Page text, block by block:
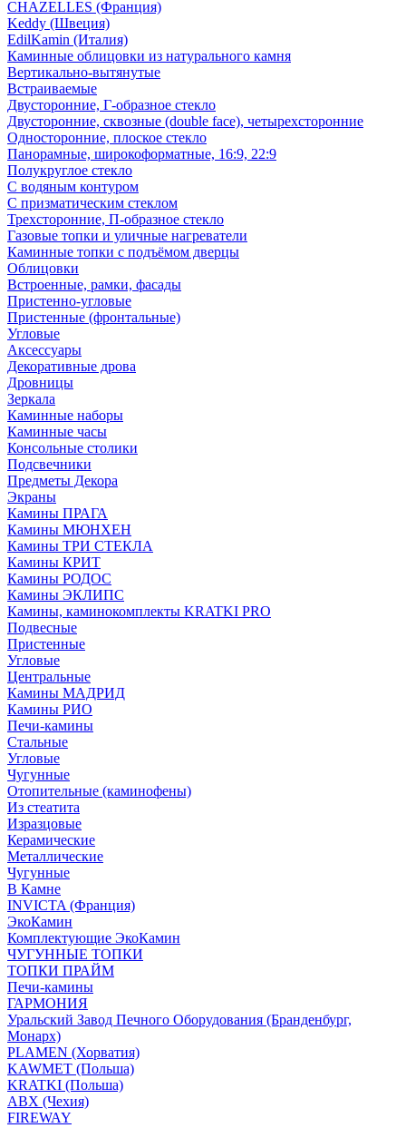
CHAZELLES (Франция)
Keddy (Швеция)
EdilKamin (Италия)
Каминные облицовки из натурального камня
Вертикально-вытянутые
Встраиваемые
Двусторонние, Г-образное стекло
Двусторонние, сквозные (double face), четырехсторонние
Односторонние, плоское стекло
Панорамные, широкоформатные, 16:9, 22:9
Полукруглое стекло
С водяным контуром
С призматическим стеклом
Трехсторонние, П-образное стекло
Газовые топки и уличные нагреватели
Каминные топки с подъёмом дверцы
Облицовки
Встроенные, рамки, фасады
Пристенно-угловые
Пристенные (фронтальные)
Угловые
Аксессуары
Декоративные дрова
Дровницы
Зеркала
Каминные наборы
Каминные часы
Консольные столики
Подсвечники
Предметы Декора
Экраны
Камины ПРАГА
Камины МЮНХЕН
Камины ТРИ СТЕКЛА
Камины КРИТ
Камины РОДОС
Камины ЭКЛИПС
Камины, каминокомплекты KRATKI PRO
Подвесные
Пристенные
Угловые
Центральные
Камины МАДРИД
Камины РИО
Печи-камины
Стальные
Угловые
Чугунные
Отопительные (каминофены)
Из стеатита
Изразцовые
Керамические
Металлические
Чугунные
В Камне
INVICTA (Франция)
ЭкоКамин
Комплектующие ЭкоКамин
ЧУГУННЫЕ ТОПКИ
ТОПКИ ПРАЙМ
Печи-камины
ГАРМОНИЯ
Уральский Завод Печного Оборудования (Бранденбург,
Монарх)
PLAMEN (Хорватия)
KAWMET (Польша)
KRATKI (Польша)
ABX (Чехия)
FIREWAY